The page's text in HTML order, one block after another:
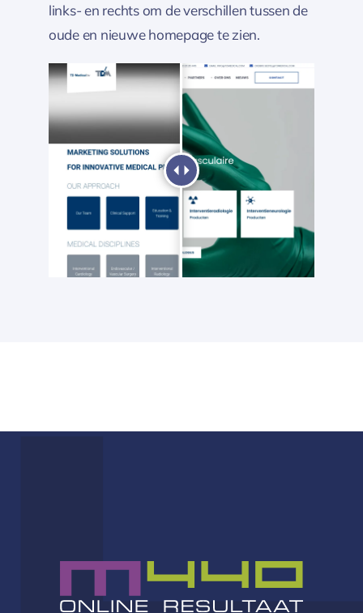
links- en rechts om de verschillen tussen de
oude en nieuwe homepage te zien.